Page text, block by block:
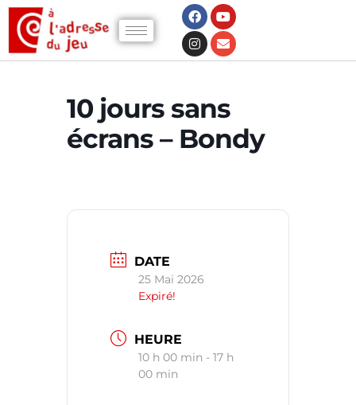
10 jours sans
écrans – Bondy
DATE
25 Mai 2026
Expiré!
HEURE
10 h 00 min - 17 h
00 min